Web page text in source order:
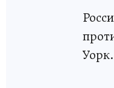
Уорк.